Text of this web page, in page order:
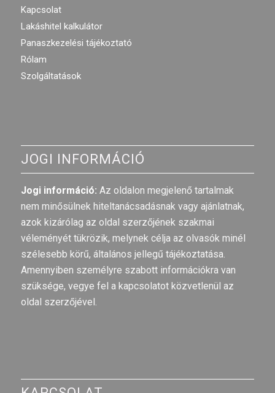
Kapcsolat
Lakáshitel kalkulátor
Panaszkezelési tájékoztató
Rólam
Szolgáltatások
JOGI INFORMÁCIÓ
Jogi információ: Az oldalon megjelenő tartalmak
nem minősülnek hiteltanácsadásnak vagy ajánlatnak,
azok kizárólag az oldal szerzőjének szakmai
véleményét tükrözik, melynek célja az olvasók minél
szélesebb körű, általános jellegű tájékoztatása.
Amennyiben személyre szabott információkra van
szüksége, vegye fel a kapcsolatot közvetlenül az
oldal szerzőjével.